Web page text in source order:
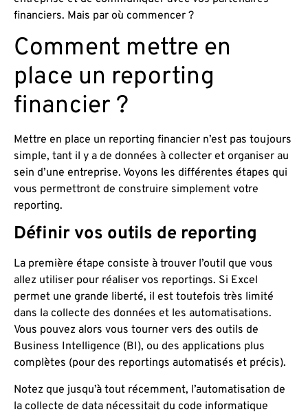
financiers. Mais par où commencer ?
Comment mettre en
place un reporting
financier ?
Mettre en place un reporting financier n’est pas toujours
simple, tant il y a de données à collecter et organiser au
sein d’une entreprise. Voyons les différentes étapes qui
vous permettront de construire simplement votre
reporting.
Définir vos outils de reporting
La première étape consiste à trouver l’outil que vous
allez utiliser pour réaliser vos reportings. Si Excel
permet une grande liberté, il est toutefois très limité
dans la collecte des données et les automatisations.
Vous pouvez alors vous tourner vers des outils de
Business Intelligence (BI), ou des applications plus
complètes (pour des reportings automatisés et précis).
Notez que jusqu’à tout récemment, l’automatisation de
la collecte de data nécessitait du code informatique